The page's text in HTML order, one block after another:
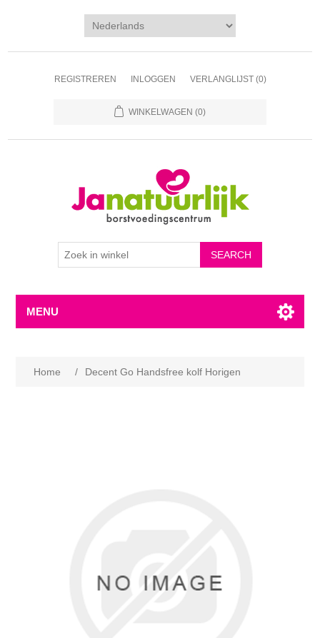
REGISTREREN INLOGGEN VERLANGLIJST (0)
WINKELWAGEN (0)
MENU
Home / Decent Go Handsfree kolf Horigen